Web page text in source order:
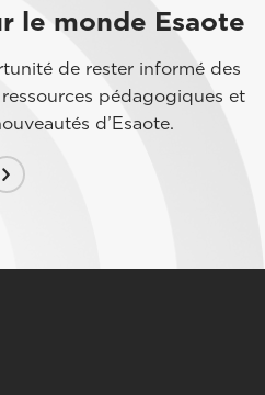
le monde Esaote
de rester informé des
pédagogiques et
d’Esaote.